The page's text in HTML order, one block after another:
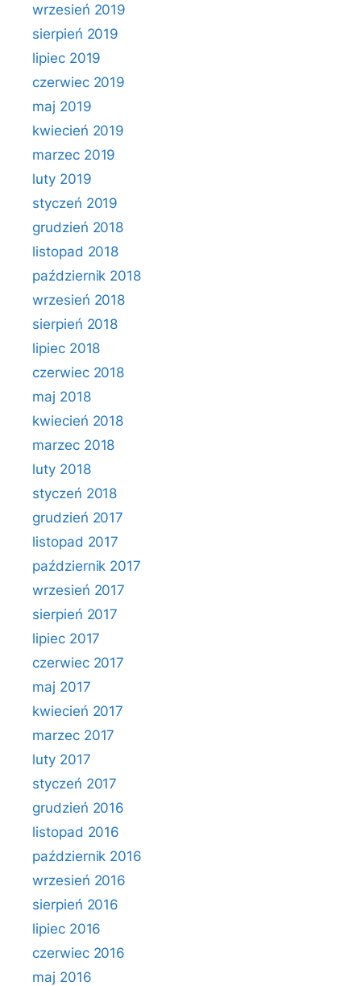
wrzesień 2019
sierpień 2019
lipiec 2019
czerwiec 2019
maj 2019
kwiecień 2019
marzec 2019
luty 2019
styczeń 2019
grudzień 2018
listopad 2018
październik 2018
wrzesień 2018
sierpień 2018
lipiec 2018
czerwiec 2018
maj 2018
kwiecień 2018
marzec 2018
luty 2018
styczeń 2018
grudzień 2017
listopad 2017
październik 2017
wrzesień 2017
sierpień 2017
lipiec 2017
czerwiec 2017
maj 2017
kwiecień 2017
marzec 2017
luty 2017
styczeń 2017
grudzień 2016
listopad 2016
październik 2016
wrzesień 2016
sierpień 2016
lipiec 2016
czerwiec 2016
maj 2016